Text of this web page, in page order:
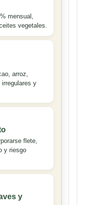
mensual,
vegetales.
arroz,
y
flete,
y riesgo
y